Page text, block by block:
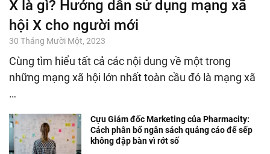
X là gì? Hướng dẫn sử dụng mạng xã
hội X cho người mới
30 Tháng Mười Một, 2023
Cùng tìm hiểu tất cả các nội dung về một trong
những mạng xã hội lớn nhất toàn cầu đó là mạng xã
…
Cựu Giám đốc Marketing của Pharmacity:
Cách phân bổ ngân sách quảng cáo để sếp
không đập bàn vì rớt số